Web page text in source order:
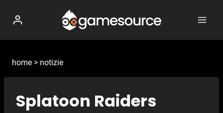
contenuto
home > notizie
Splatoon Raiders